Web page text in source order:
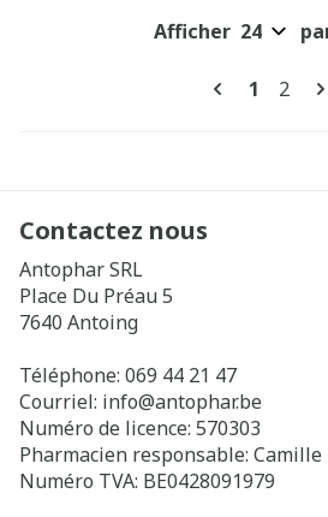
Pages
Vous
1 Page
2
Afficher
Contactez nous
Antophar SRL
Place Du Préau 5
7640 Antoing
Téléphone: 069 44 21 47
Courriel: info@antophar.be
Numéro de licence: 570303
Pharmacien responsable: Camille
Numéro TVA: BE0428091979